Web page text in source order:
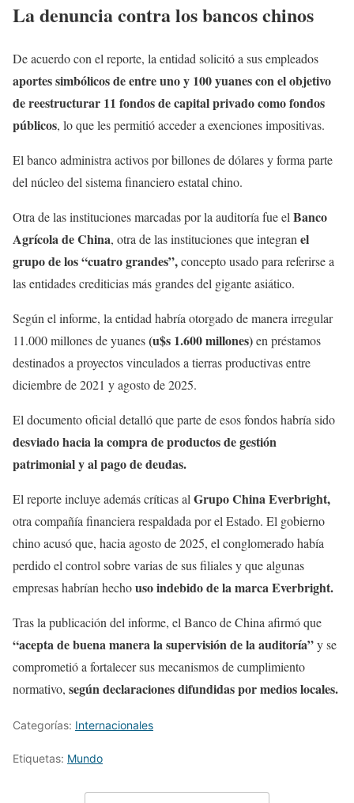
La denuncia contra los bancos chinos
De acuerdo con el reporte, la entidad solicitó a sus empleados
aportes simbólicos de entre uno y 100 yuanes con el objetivo
de reestructurar 11 fondos de capital privado como fondos
públicos, lo que les permitió acceder a exenciones impositivas.
El banco administra activos por billones de dólares y forma parte
del núcleo del sistema financiero estatal chino.
Otra de las instituciones marcadas por la auditoría fue elBanco
Agrícola de China, otra de las instituciones que integranel
grupo de los “cuatro grandes”,concepto usado para referirse a
las entidades crediticias más grandes del gigante asiático.
Según el informe, la entidad habría otorgado de manera irregular
11.000 millones de yuanes(u$s 1.600 millones)en préstamos
destinados a proyectos vinculados a tierras productivas entre
diciembre de 2021 y agosto de 2025.
El documento oficial detalló que parte de esos fondos habría sido
desviado hacia la compra de productos de gestión
patrimonial y al pago de deudas.
El reporte incluye además críticas alGrupo China Everbright,
otra compañía financiera respaldada por el Estado. El gobierno
chino acusó que, hacia agosto de 2025, el conglomerado había
perdido el control sobre varias de sus filiales y que algunas
empresas habrían hechouso indebido de la marca Everbright.
Tras la publicación del informe, el Banco de China afirmó que
“acepta de buena manera la supervisión de la auditoría”y se
comprometió a fortalecer sus mecanismos de cumplimiento
normativo, según declaraciones difundidas por medios locales.
Categorías: Internacionales
Etiquetas: Mundo